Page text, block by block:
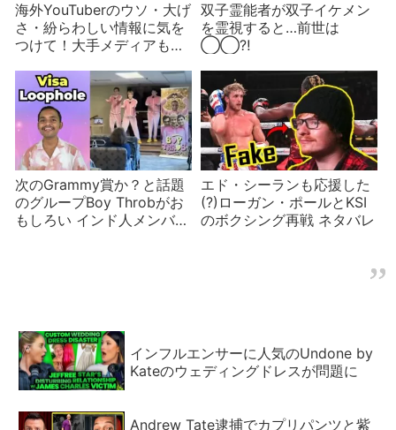
海外YouTuberのウソ・大げ
さ・紛らわしい情報に気を
つけて！大手メディアもだ
双子霊能者が双子イケメン
を霊視すると…前世は
◯◯⁈
次のGrammy賞か？と話題
のグループBoy Throbがお
もしろい インド人メンバー
エド・シーランも応援した
(?)ローガン・ポールとKSI
のボクシング再戦 ネタバレ
インフルエンサーに人気のUndone by
Kateのウェディングドレスが問題に
Andrew Tate逮捕でカプリパンツと紫